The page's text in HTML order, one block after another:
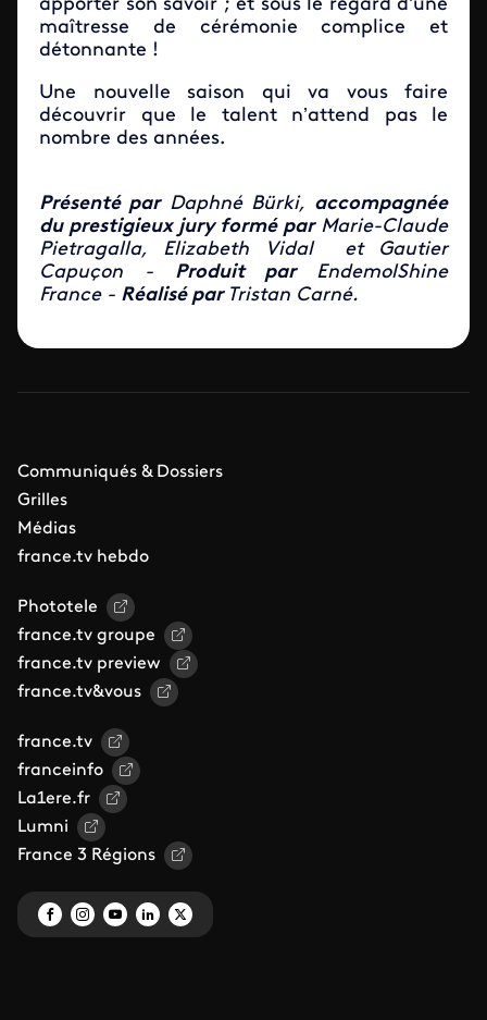
apporter son savoir ; et sous le regard d'une
maîtresse de cérémonie complice et
détonnante !
Une nouvelle saison qui va vous faire
découvrir que le talent n’attend pas le
nombre des années.
Présenté parDaphné Bürki, accompagnée
du prestigieux jury formé parMarie-Claude
Pietragalla, Elizabeth Vidal et Gautier
Capuçon - Produit par EndemolShine
France - Réalisé parTristan Carné.
Communiqués & Dossiers
Grilles
Médias
france.tv hebdo
Phototele
france.tv groupe
france.tv preview
france.tv&vous
france.tv
franceinfo
La1ere.fr
Lumni
France 3 Régions